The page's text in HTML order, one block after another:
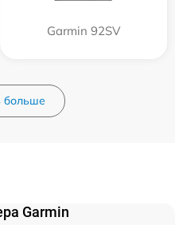
Garmin 92SV
больше
Garmin